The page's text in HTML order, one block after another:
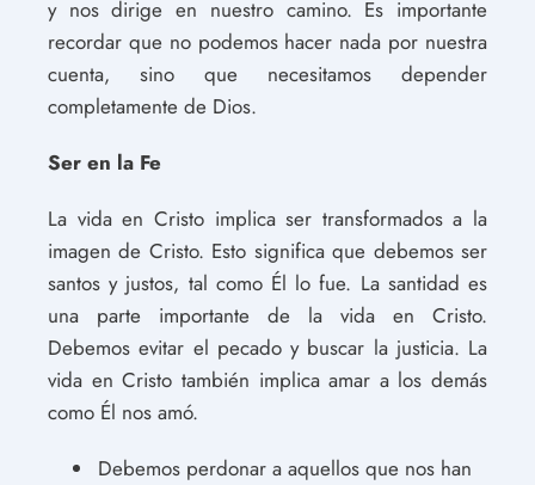
y nos dirige en nuestro camino. Es importante
recordar que no podemos hacer nada por nuestra
cuenta, sino que necesitamos depender
completamente de Dios.
Ser en la Fe
La vida en Cristo implica ser transformados a la
imagen de Cristo. Esto significa que debemos ser
santos y justos, tal como Él lo fue. La santidad es
una parte importante de la vida en Cristo.
Debemos evitar el pecado y buscar la justicia. La
vida en Cristo también implica amar a los demás
como Él nos amó.
Debemos perdonar a aquellos que nos han